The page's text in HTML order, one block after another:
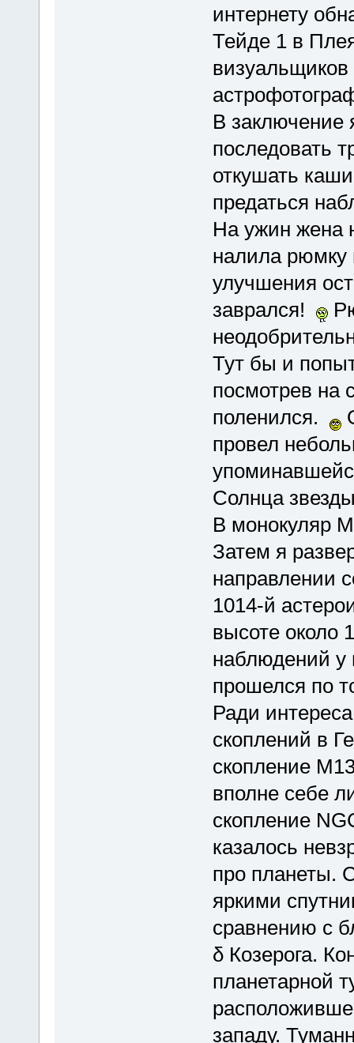
интернету
Тейде 1 в
визуальщиков
В заключение
последовать
откушать
предаться
На ужин жена
налила рюмку
улучшения
заврался!
Тут бы и
посмотрев на
поленился.
провел
Солнца
В монокуляр
Затем я
направлении
1014-й
высоте около
наблюдений у
прошелся по
Ради
скоплений в
скопление
вполне себе
скопление
казалось
про планеты.
яркими
сравнению с
δ Козерога.
планетарной
западу.